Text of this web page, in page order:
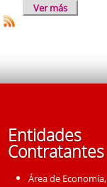
Ver más
Entidades
Contratantes
Área de Economía,